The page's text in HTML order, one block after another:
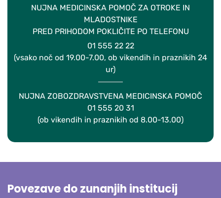
NUJNA MEDICINSKA POMOČ ZA OTROKE IN
MLADOSTNIKE
PRED PRIHODOM POKLIČITE PO TELEFONU
01 555 22 22
(vsako noč od 19.00-7.00, ob vikendih in praznikih 24
ur)
NUJNA ZOBOZDRAVSTVENA MEDICINSKA POMOČ
01 555 20 31
(ob vikendih in praznikih od 8.00-13.00)
Povezave do zunanjih institucij